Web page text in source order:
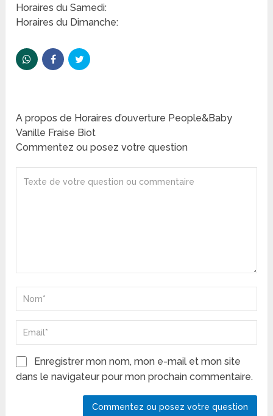
Horaires du Samedi:
Horaires du Dimanche:
A propos de Horaires d’ouverture People&Baby
Vanille Fraise Biot
Commentez ou posez votre question
Enregistrer mon nom, mon e-mail et mon site
dans le navigateur pour mon prochain commentaire.